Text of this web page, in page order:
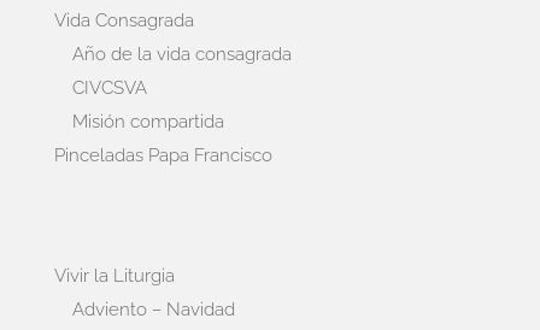
Vida Consagrada
Año de la vida consagrada
CIVCSVA
Misión compartida
Pinceladas Papa Francisco
Vivir la Liturgia
Adviento – Navidad